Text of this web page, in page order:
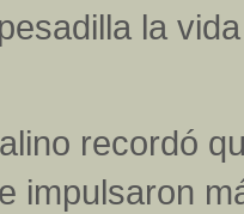
la
recordó
impulsaron